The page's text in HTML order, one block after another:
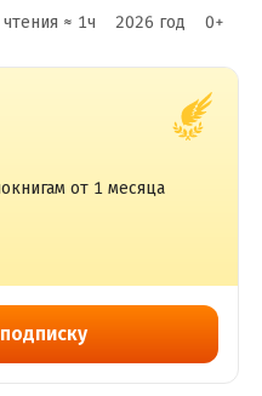
≈ 1ч 2026 год 0+
от 1 месяца